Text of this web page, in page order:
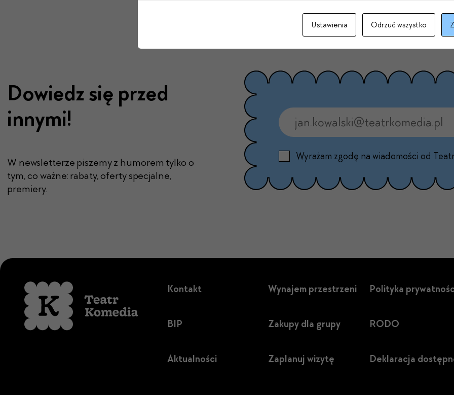
Dowiedz się przed
innymi!
W newsletterze piszemy z humorem tylko o
tym, co ważne: rabaty, oferty specjalne,
premiery.
Wyrażam zgodę na wiadomości od
Kontakt Wynajem przestrzeni Polityka
BIP Zakupy dla grupy RODO
Aktualności Zaplanuj wizytę Deklaracja
Ustawienia Odrzuć wszystko